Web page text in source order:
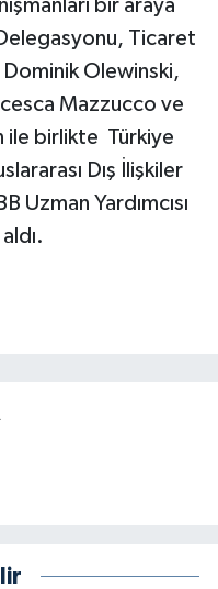
bir araya
Ticaret
Dominik Olewinski,
Mazzucco ve
ile birlikte Türkiye
Dış İlişkiler
Uzman Yardımcısı